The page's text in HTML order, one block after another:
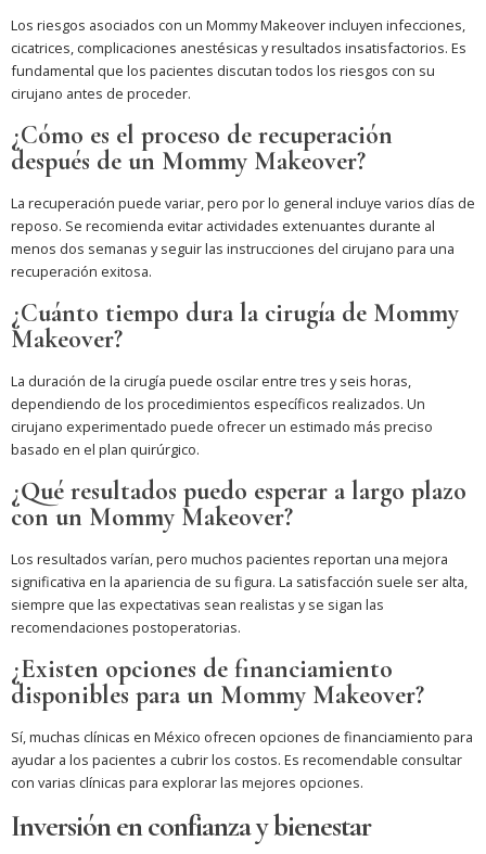
Los riesgos asociados con un Mommy Makeover incluyen infecciones,
cicatrices, complicaciones anestésicas y resultados insatisfactorios. Es
fundamental que los pacientes discutan todos los riesgos con su
cirujano antes de proceder.
¿Cómo es el proceso de recuperación
después de un Mommy Makeover?
La recuperación puede variar, pero por lo general incluye varios días de
reposo. Se recomienda evitar actividades extenuantes durante al
menos dos semanas y seguir las instrucciones del cirujano para una
recuperación exitosa.
¿Cuánto tiempo dura la cirugía de Mommy
Makeover?
La duración de la cirugía puede oscilar entre tres y seis horas,
dependiendo de los procedimientos específicos realizados. Un
cirujano experimentado puede ofrecer un estimado más preciso
basado en el plan quirúrgico.
¿Qué resultados puedo esperar a largo plazo
con un Mommy Makeover?
Los resultados varían, pero muchos pacientes reportan una mejora
significativa en la apariencia de su figura. La satisfacción suele ser alta,
siempre que las expectativas sean realistas y se sigan las
recomendaciones postoperatorias.
¿Existen opciones de financiamiento
disponibles para un Mommy Makeover?
Sí, muchas clínicas en México ofrecen opciones de financiamiento para
ayudar a los pacientes a cubrir los costos. Es recomendable consultar
con varias clínicas para explorar las mejores opciones.
Inversión en confianza y bienestar